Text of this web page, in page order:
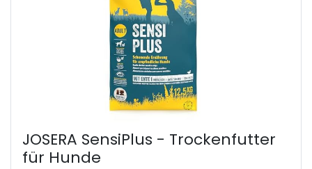
JOSERA SensiPlus - Trockenfutter
für Hunde